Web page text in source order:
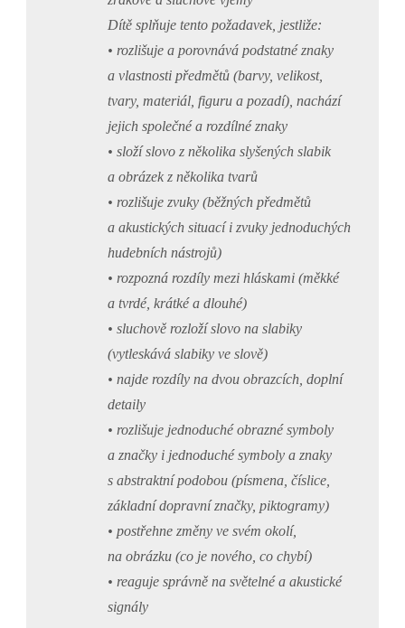
Dítě splňuje tento požadavek, jestliže:
• rozlišuje a porovnává podstatné znaky
a vlastnosti předmětů (barvy, velikost,
tvary, materiál, figuru a pozadí), nachází
jejich společné a rozdílné znaky
• složí slovo z několika slyšených slabik
a obrázek z několika tvarů
• rozlišuje zvuky (běžných předmětů
a akustických situací i zvuky jednoduchých
hudebních nástrojů)
• rozpozná rozdíly mezi hláskami (měkké
a tvrdé, krátké a dlouhé)
• sluchově rozloží slovo na slabiky
(vytleskává slabiky ve slově)
• najde rozdíly na dvou obrazcích, doplní
detaily
• rozlišuje jednoduché obrazné symboly
a značky i jednoduché symboly a znaky
s abstraktní podobou (písmena, číslice,
základní dopravní značky, piktogramy)
• postřehne změny ve svém okolí,
na obrázku (co je nového, co chybí)
• reaguje správně na světelné a akustické
signály